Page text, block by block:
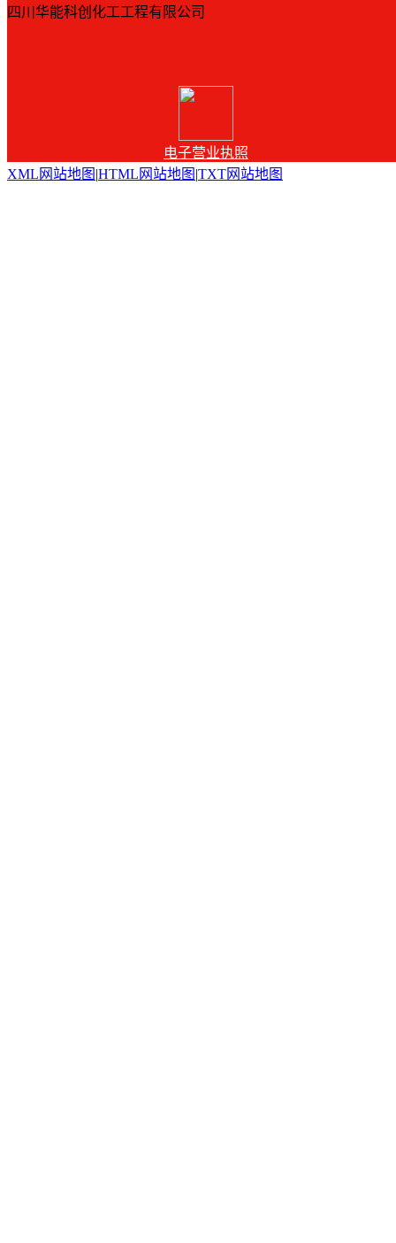
四川华能科创化工工程有限公司
电子营业执照
XML网站地图 |HTML网站地图 |TXT网站地图